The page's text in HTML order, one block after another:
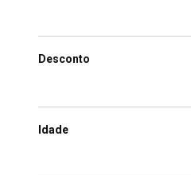
Desconto
Idade